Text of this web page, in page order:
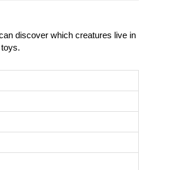
discover which creatures live in